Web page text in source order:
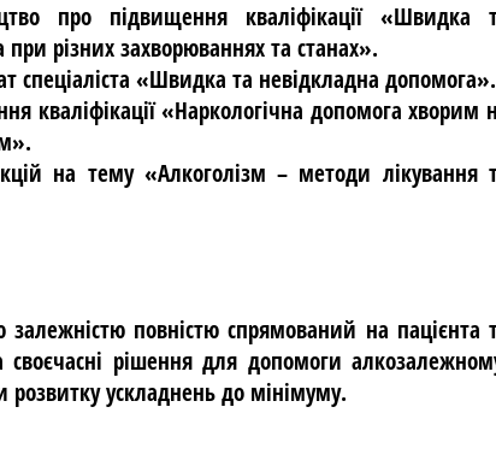
про підвищення кваліфікації «Швидка
різних захворюваннях та станах».
спеціаліста «Швидка та невідкладна допомога».
кваліфікації «Наркологічна допомога хворим
на тему «Алкоголізм – методи лікування
повністю спрямований на пацієнта
рішення для допомоги
розвитку ускладнень до мінімуму.